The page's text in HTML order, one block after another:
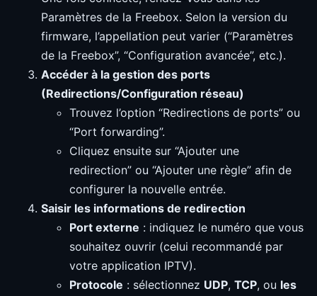
Paramètres de la Freebox. Selon la version du
firmware, l’appellation peut varier (“Paramètres
de la Freebox”, “Configuration avancée”, etc.).
Accéder à la gestion des ports
(Redirections/Configuration réseau)
Trouvez l’option “Redirections de ports” ou
“Port forwarding”.
Cliquez ensuite sur “Ajouter une
redirection” ou “Ajouter une règle” afin de
configurer la nouvelle entrée.
Saisir les informations de redirection
Port externe : indiquez le numéro que vous
souhaitez ouvrir (celui recommandé par
votre application IPTV).
Protocole : sélectionnez UDP, TCP, ou les